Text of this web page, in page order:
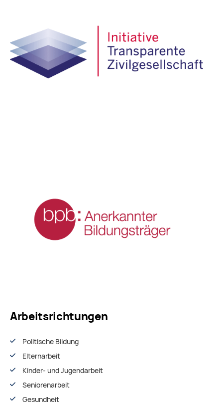
Arbeitsrichtungen
Politische Bildung
Elternarbeit
Kinder- und Jugendarbeit
Seniorenarbeit
Gesundheit